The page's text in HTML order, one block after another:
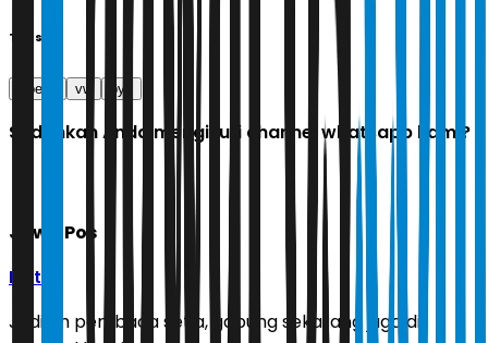
Tags
Xpeng vw byd
Sudahkah Anda mengikuti channel whatsapp kami?
Jawa Pos
Ikuti
Jadilah pembaca setia, gabung sekarang juga di